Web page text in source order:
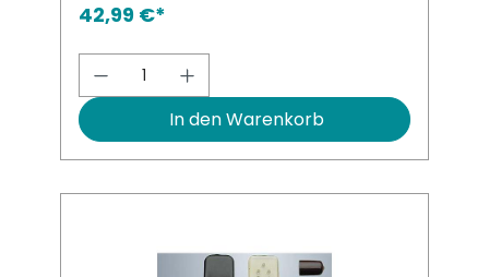
42,99 €*
Produkt Anzahl: Gib den
In den Warenkorb